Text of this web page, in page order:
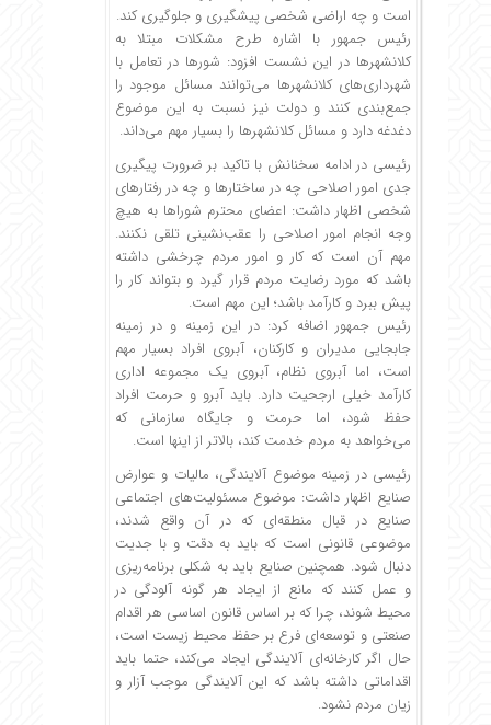
است و چه اراضی شخصی پیشگیری و جلوگیری کند.
رئیس جمهور با اشاره طرح مشکلات مبتلا به
کلانشهرها در این نشست افزود: شورها در تعامل با
شهرداری‌های کلانشهرها می‌توانند مسائل موجود را
جمع‌بندی کنند و دولت نیز نسبت به این موضوع
دغدغه دارد و مسائل کلانشهرها را بسیار مهم می‌داند.
رئیسی در ادامه سخنانش با تاکید بر ضرورت پیگیری
جدی امور اصلاحی چه در ساختارها و چه در رفتارهای
شخصی اظهار داشت: اعضای محترم شوراها به هیچ
وجه انجام امور اصلاحی را عقب‌نشینی تلقی نکنند.
مهم آن است که کار و امور مردم چرخشی داشته
باشد که مورد رضایت مردم قرار گیرد و بتواند کار را
پیش ببرد و کارآمد باشد؛ این مهم است.
رئیس جمهور اضافه کرد: در این زمینه و در زمینه
جابجایی مدیران و کارکنان، آبروی افراد بسیار مهم
است، اما آبروی نظام، آبروی یک مجموعه اداری
کارآمد خیلی ارجحیت دارد. باید آبرو و حرمت افراد
حفظ شود، اما حرمت و جایگاه سازمانی که
می‌خواهد به مردم خدمت کند، بالاتر از اینها است.
رئیسی در زمینه موضوع آلایندگی، مالیات و عوارض
صنایع اظهار داشت: موضوع مسئولیت‌های اجتماعی
صنایع در قبال منطقه‌ای که در آن واقع شدند،
موضوعی قانونی است که باید به دقت و با جدیت
دنبال شود. همچنین صنایع باید به شکلی برنامه‌ریزی
و عمل کنند که مانع از ایجاد هر گونه آلودگی در
محیط شوند، چرا که بر اساس قانون اساسی هر اقدام
صنعتی و توسعه‌ای فرع بر حفظ محیط زیست است،
حال اگر کارخانه‌ای آلایندگی ایجاد می‌کند، حتما باید
اقداماتی داشته باشد که این آلایندگی موجب آزار و
زیان مردم نشود.